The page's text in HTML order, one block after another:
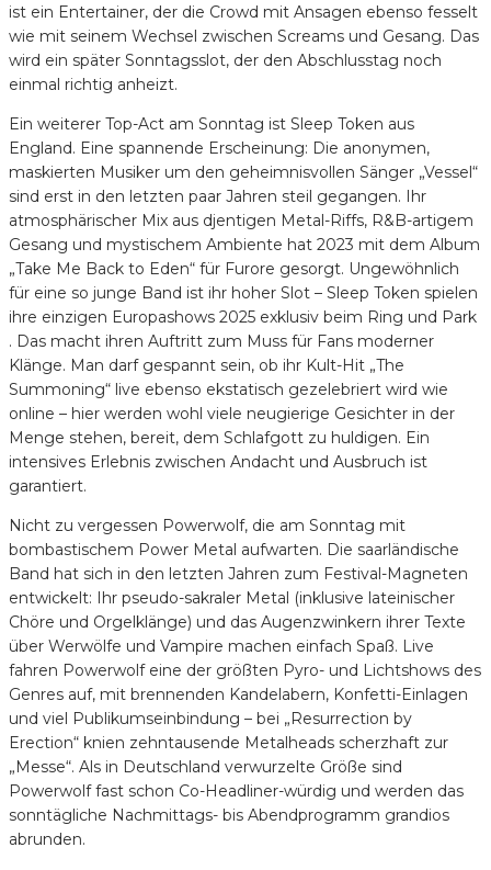
ist ein Entertainer, der die Crowd mit Ansagen ebenso fesselt
wie mit seinem Wechsel zwischen Screams und Gesang. Das
wird ein später Sonntagsslot, der den Abschlusstag noch
einmal richtig anheizt.
Ein weiterer Top-Act am Sonntag ist Sleep Token aus
England. Eine spannende Erscheinung: Die anonymen,
maskierten Musiker um den geheimnisvollen Sänger „Vessel“
sind erst in den letzten paar Jahren steil gegangen. Ihr
atmosphärischer Mix aus djentigen Metal-Riffs, R&B-artigem
Gesang und mystischem Ambiente hat 2023 mit dem Album
„Take Me Back to Eden“ für Furore gesorgt. Ungewöhnlich
für eine so junge Band ist ihr hoher Slot – Sleep Token spielen
ihre einzigen Europashows 2025 exklusiv beim Ring und Park
. Das macht ihren Auftritt zum Muss für Fans moderner
Klänge. Man darf gespannt sein, ob ihr Kult-Hit „The
Summoning“ live ebenso ekstatisch gezelebriert wird wie
online – hier werden wohl viele neugierige Gesichter in der
Menge stehen, bereit, dem Schlafgott zu huldigen. Ein
intensives Erlebnis zwischen Andacht und Ausbruch ist
garantiert.
Nicht zu vergessen Powerwolf, die am Sonntag mit
bombastischem Power Metal aufwarten. Die saarländische
Band hat sich in den letzten Jahren zum Festival-Magneten
entwickelt: Ihr pseudo-sakraler Metal (inklusive lateinischer
Chöre und Orgelklänge) und das Augenzwinkern ihrer Texte
über Werwölfe und Vampire machen einfach Spaß. Live
fahren Powerwolf eine der größten Pyro- und Lichtshows des
Genres auf, mit brennenden Kandelabern, Konfetti-Einlagen
und viel Publikumseinbindung – bei „Resurrection by
Erection“ knien zehntausende Metalheads scherzhaft zur
„Messe“. Als in Deutschland verwurzelte Größe sind
Powerwolf fast schon Co-Headliner-würdig und werden das
sonntägliche Nachmittags- bis Abendprogramm grandios
abrunden.